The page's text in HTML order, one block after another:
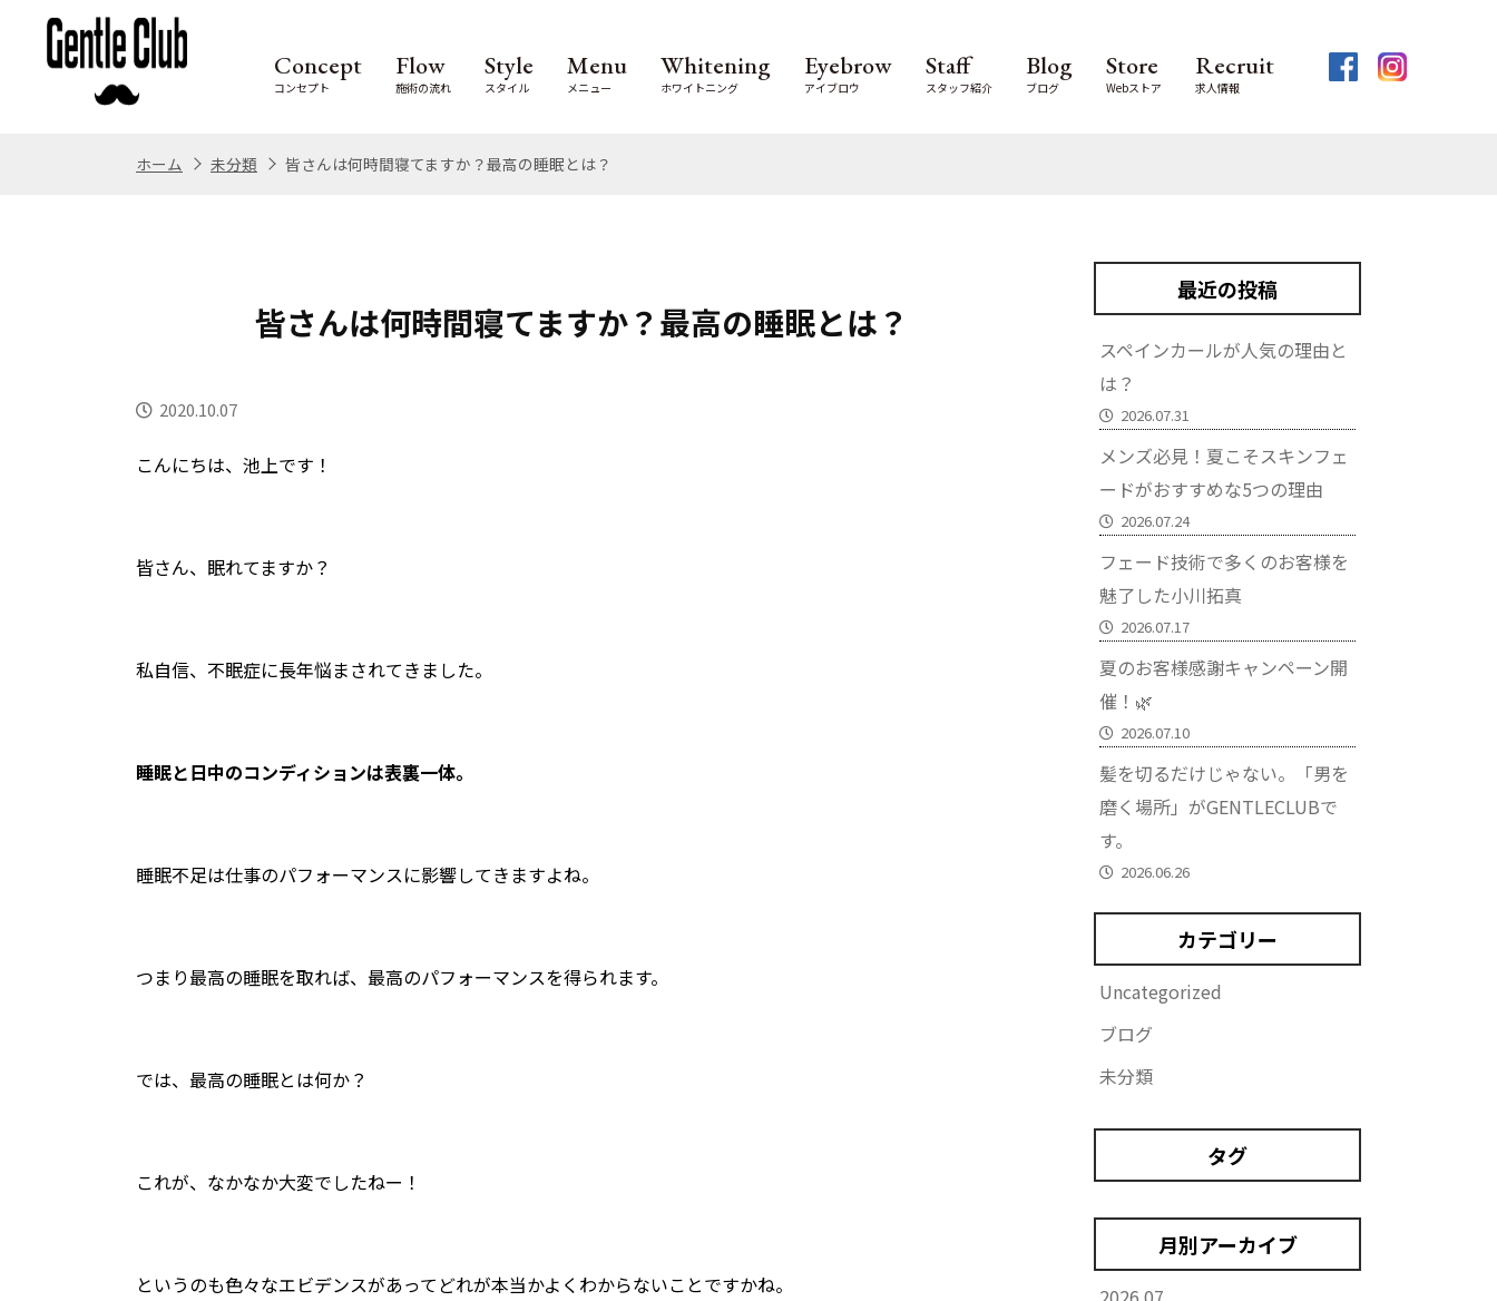
Concept
コンセプト
Flow
施術の流れ
Style
スタイル
Menu
メニュー
Whitening
ホワイトニング
Eyebrow
アイブロウ
Staff
スタッフ紹介
Blog
ブログ
Store
Webストア
Recruit
求人情報
ホーム 未分類 皆さんは何時間寝てますか？最高の睡眠とは？
皆さんは何時間寝てますか？最高の睡眠とは？
2020.10.07
こんにちは、池上です！
皆さん、眠れてますか？
私自信、不眠症に長年悩まされてきました。
睡眠と日中のコンディションは表裏一体。
睡眠不足は仕事のパフォーマンスに影響してきますよね。
つまり最高の睡眠を取れば、最高のパフォーマンスを得られます。
では、最高の睡眠とは何か？
これが、なかなか大変でしたねー！
というのも色々なエビデンスがあってどれが本当かよくわからないことですかね。
最近の投稿
スペインカールが人気の理由と
は？
2026.07.31
メンズ必見！夏こそスキンフェ
ードがおすすめな5つの理由
2026.07.24
フェード技術で多くのお客様を
魅了した小川拓真
2026.07.17
夏のお客様感謝キャンペーン開
催！🌿
2026.07.10
髪を切るだけじゃない。「男を
磨く場所」がGENTLECLUBで
す。
2026.06.26
カテゴリー
Uncategorized
ブログ
未分類
タグ
月別アーカイブ